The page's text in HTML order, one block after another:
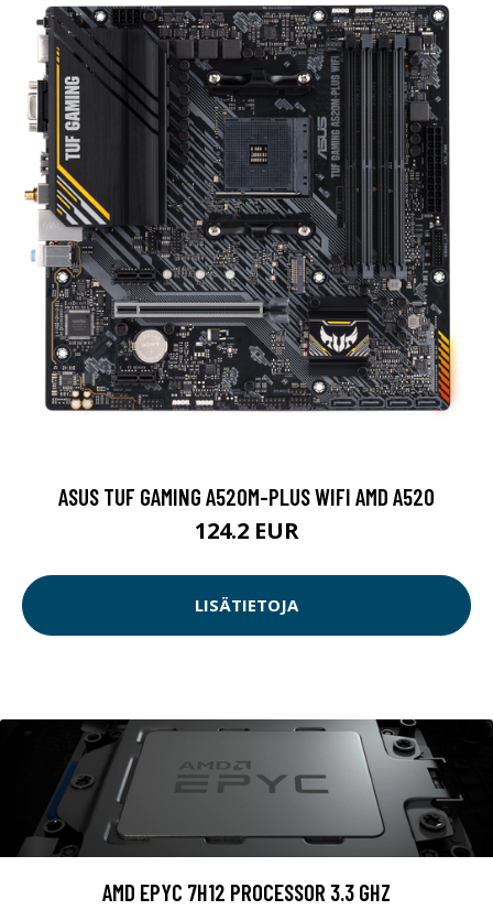
ASUS TUF GAMING A520M-PLUS WIFI AMD A520
124.2 EUR
LISÄTIETOJA
AMD EPYC 7H12 PROCESSOR 3.3 GHZ